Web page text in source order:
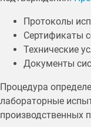
Протоколы
Сертификаты
Технические
Документы
Процедура
лабораторные
производственных